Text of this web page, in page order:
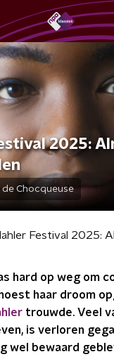
2025:
de Chocqueuse
hard op weg om
haar droom
trouwde. Veel
is verloren
wel bewaard